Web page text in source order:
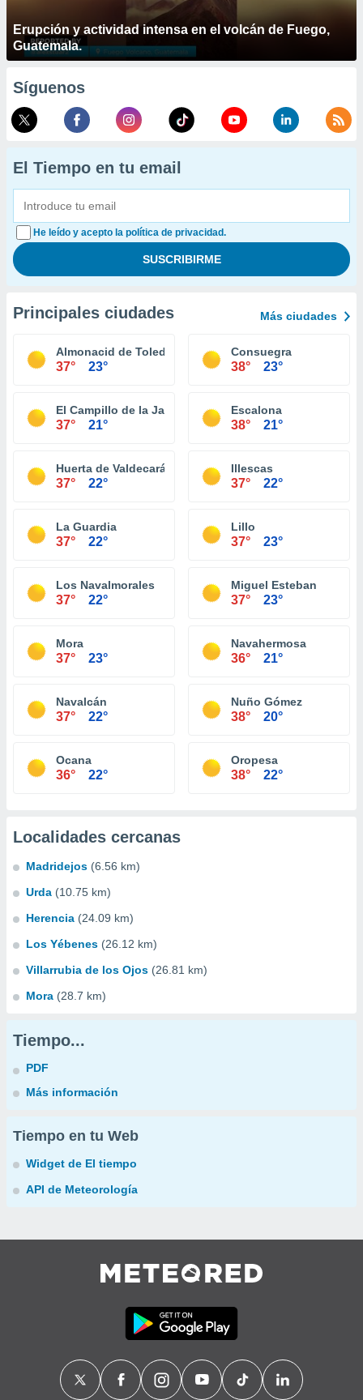
Erupción y actividad intensa en el volcán de Fuego,
Guatemala.
Síguenos
El Tiempo en tu email
He leído y acepto la política de privacidad.
Principales ciudades Más ciudades
Almonacid de Toledo
37° 23°
Consuegra
38° 23°
El Campillo de la Jara
37° 21°
Escalona
38° 21°
Huerta de Valdecarábanos
37° 22°
Illescas
37° 22°
La Guardia
37° 22°
Lillo
37° 23°
Los Navalmorales
37° 22°
Miguel Esteban
37° 23°
Mora
37° 23°
Navahermosa
36° 21°
Navalcán
37° 22°
Nuño Gómez
38° 20°
Ocana
36° 22°
Oropesa
38° 22°
Localidades cercanas
Madridejos (6.56 km)
Urda (10.75 km)
Herencia (24.09 km)
Los Yébenes (26.12 km)
Villarrubia de los Ojos (26.81 km)
Mora (28.7 km)
Tiempo...
PDF
Más información
Tiempo en tu Web
Widget de El tiempo
API de Meteorología